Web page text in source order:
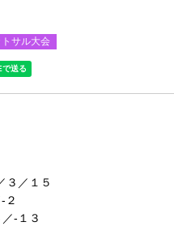
サル大会
／１５
２
-１３